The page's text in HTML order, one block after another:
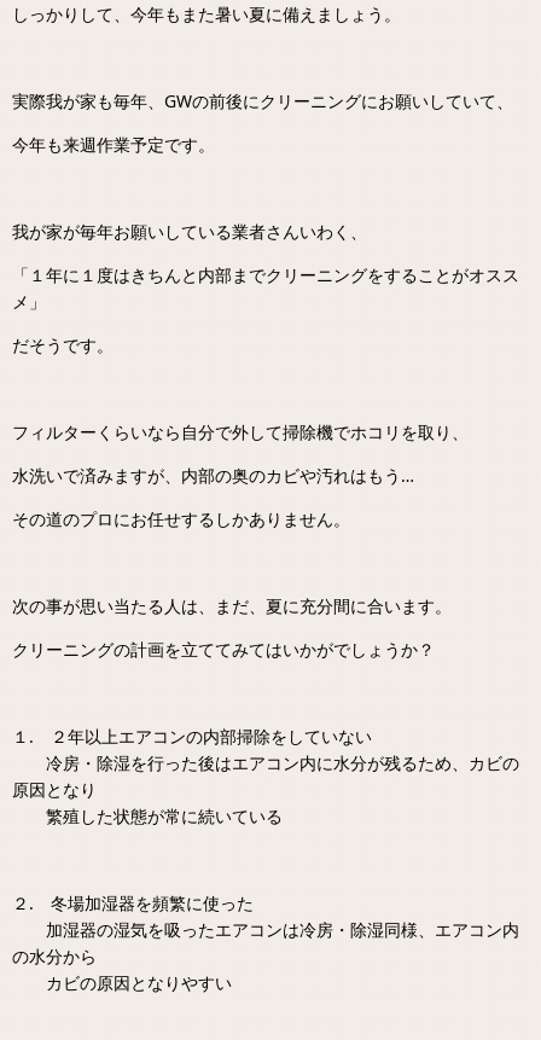
しっかりして、今年もまた暑い夏に備えましょう。
実際我が家も毎年、GWの前後にクリーニングにお願いしていて、
今年も来週作業予定です。
我が家が毎年お願いしている業者さんいわく、
「１年に１度はきちんと内部までクリーニングをすることがオスス
メ」
だそうです。
フィルターくらいなら自分で外して掃除機でホコリを取り、
水洗いで済みますが、内部の奥のカビや汚れはもう…
その道のプロにお任せするしかありません。
次の事が思い当たる人は、まだ、夏に充分間に合います。
クリーニングの計画を立ててみてはいかがでしょうか？
１. ２年以上エアコンの内部掃除をしていない
冷房・除湿を行った後はエアコン内に水分が残るため、カビの
原因となり
繁殖した状態が常に続いている
２. 冬場加湿器を頻繁に使った
加湿器の湿気を吸ったエアコンは冷房・除湿同様、エアコン内
の水分から
カビの原因となりやすい